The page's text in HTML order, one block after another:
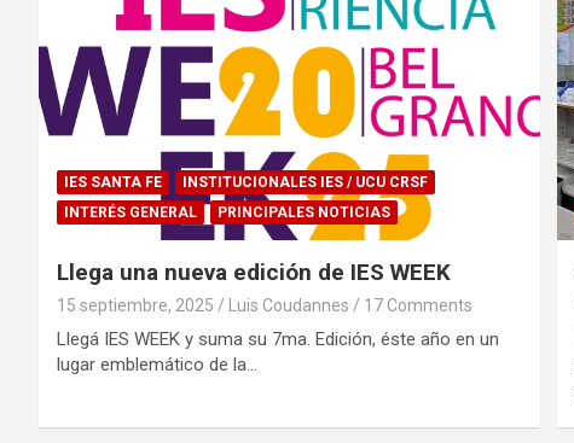
IES SANTA FE
INSTITUCIONALES IES / UCU CRSF
INTERÉS GENERAL
PRINCIPALES NOTICIAS
Llega una nueva edición de IES WEEK
15 septiembre, 2025 Luis Coudannes 17 Comments
Llegá IES WEEK y suma su 7ma. Edición, éste año en un
lugar emblemático de la…